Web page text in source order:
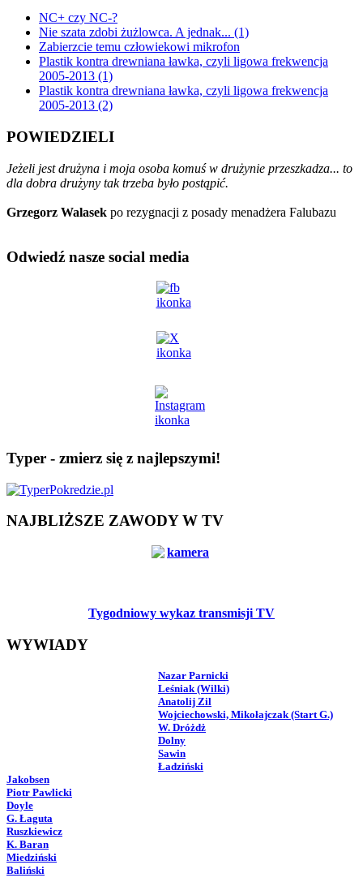
NC+ czy NC-?
Nie szata zdobi żużlowca. A jednak... (1)
Zabierzcie temu człowiekowi mikrofon
Plastik kontra drewniana ławka, czyli ligowa frekwencja
2005-2013 (1)
Plastik kontra drewniana ławka, czyli ligowa frekwencja
2005-2013 (2)
POWIEDZIELI
Jeżeli jest drużyna i moja osoba komuś w drużynie przeszkadza... to
dla dobra drużyny tak trzeba było postąpić.
Grzegorz Walasek po rezygnacji z posady menadżera Falubazu
Odwiedź nasze social media
Typer - zmierz się z najlepszymi!
NAJBLIŻSZE ZAWODY W TV
Tygodniowy wykaz transmisji TV
WYWIADY
Nazar Parnicki
Leśniak (Wilki)
Anatolij Zil
Wojciechowski, Mikołajczak (Start G.)
W. Dróżdż
Dolny
Sawin
Ładziński
Jakobsen
Piotr Pawlicki
Doyle
G. Łaguta
Ruszkiewicz
K. Baran
Miedziński
Baliński